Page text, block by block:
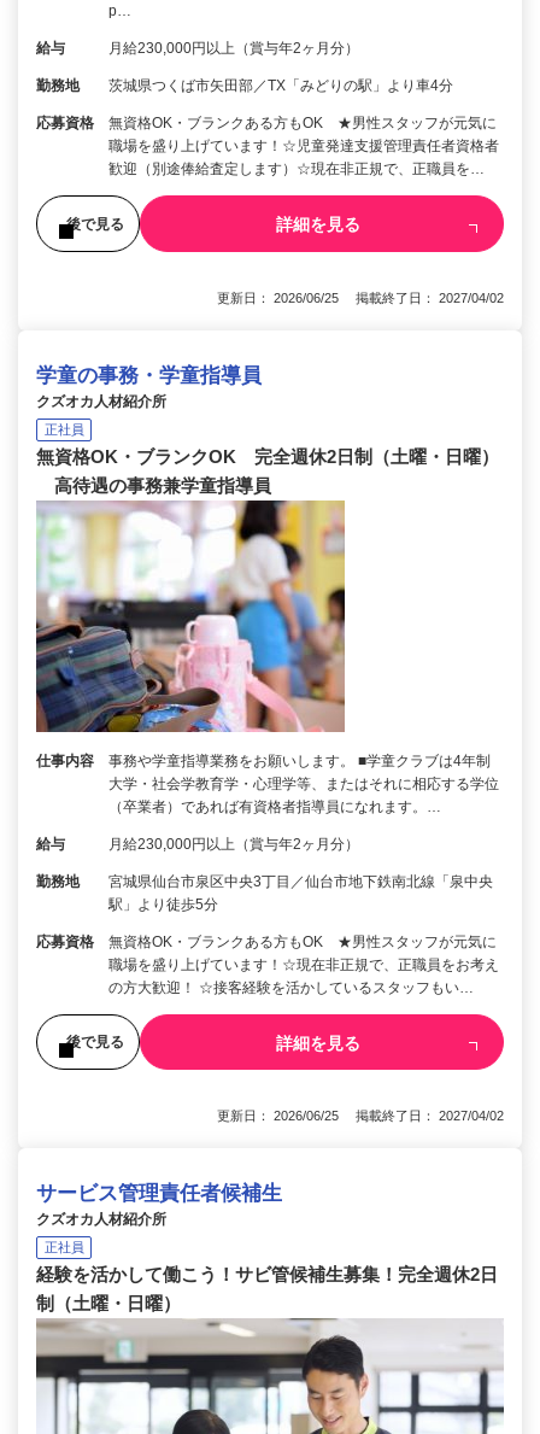
p…
給与 月給230,000円以上（賞与年2ヶ月分）
勤務地 茨城県つくば市矢田部／TX「みどりの駅」より車4分
応募資格
無資格OK・ブランクある方もOK ★男性スタッフが元気に
職場を盛り上げています！☆児童発達支援管理責任者資格者
歓迎（別途俸給査定します）☆現在非正規で、正職員を…
後で見る 詳細を見る
更新日： 2026/06/25 掲載終了日： 2027/04/02
学童の事務・学童指導員
クズオカ人材紹介所
正社員
無資格OK・ブランクOK 完全週休2日制（土曜・日曜）
高待遇の事務兼学童指導員
仕事内容
事務や学童指導業務をお願いします。 ■学童クラブは4年制
大学・社会学教育学・心理学等、またはそれに相応する学位
（卒業者）であれば有資格者指導員になれます。…
給与 月給230,000円以上（賞与年2ヶ月分）
勤務地
宮城県仙台市泉区中央3丁目／仙台市地下鉄南北線「泉中央
駅」より徒歩5分
応募資格
無資格OK・ブランクある方もOK ★男性スタッフが元気に
職場を盛り上げています！☆現在非正規で、正職員をお考え
の方大歓迎！ ☆接客経験を活かしているスタッフもい…
後で見る 詳細を見る
更新日： 2026/06/25 掲載終了日： 2027/04/02
サービス管理責任者候補生
クズオカ人材紹介所
正社員
経験を活かして働こう！サビ管候補生募集！完全週休2日
制（土曜・日曜）